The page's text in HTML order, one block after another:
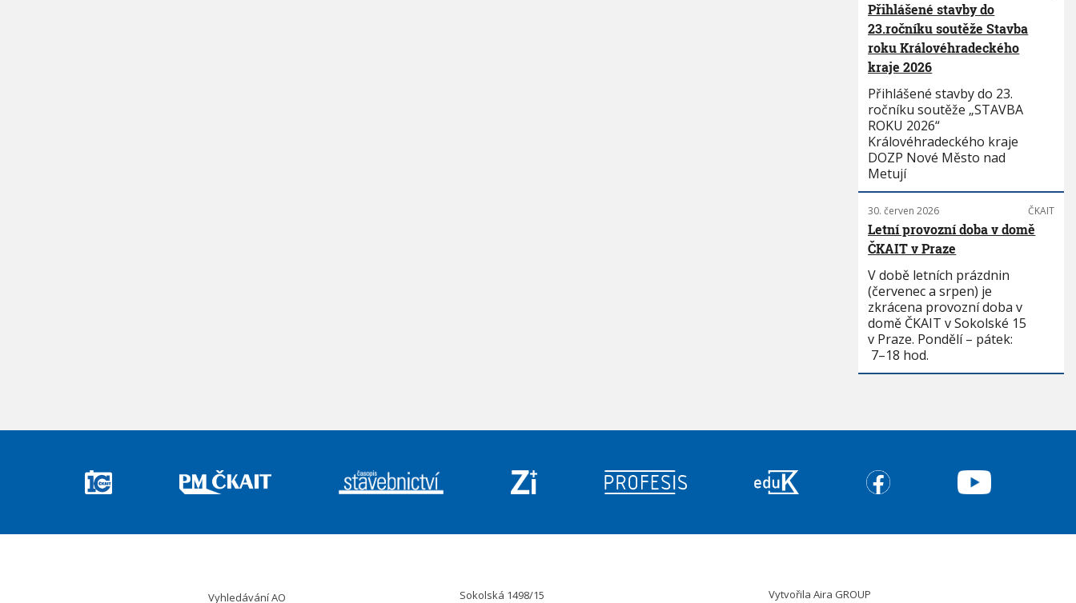
Přihlášené stavby do
23.ročníku soutěže Stavba
roku Královéhradeckého
kraje 2026
Přihlášené stavby do 23.
ročníku soutěže „STAVBA
ROKU 2026“
Královéhradeckého kraje
DOZP Nové Město nad
Metují
30. červen 2026 ČKAIT
Letní provozní doba v domě
ČKAIT v Praze
V době letních prázdnin
(červenec a srpen) je
zkrácena provozní doba v
domě ČKAIT v Sokolské 15
v Praze. Pondělí – pátek:
7–18 hod.
Vyhledávání AO Sokolská 1498/15 VytvořilaAira GROUP